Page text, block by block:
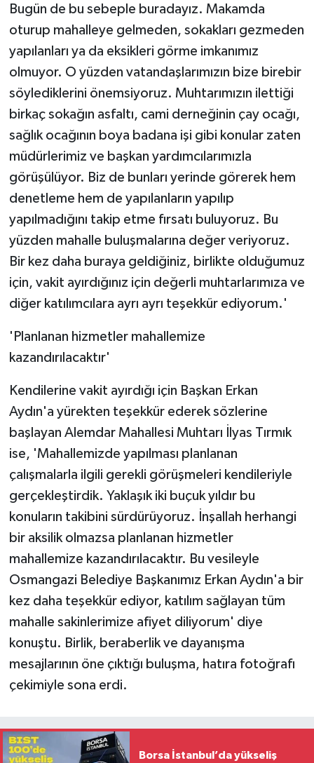
Bugün de bu sebeple buradayız. Makamda
oturup mahalleye gelmeden, sokakları gezmeden
yapılanları ya da eksikleri görme imkanımız
olmuyor. O yüzden vatandaşlarımızın bize birebir
söylediklerini önemsiyoruz. Muhtarımızın ilettiği
birkaç sokağın asfaltı, cami derneğinin çay ocağı,
sağlık ocağının boya badana işi gibi konular zaten
müdürlerimiz ve başkan yardımcılarımızla
görüşülüyor. Biz de bunları yerinde görerek hem
denetleme hem de yapılanların yapılıp
yapılmadığını takip etme fırsatı buluyoruz. Bu
yüzden mahalle buluşmalarına değer veriyoruz.
Bir kez daha buraya geldiğiniz, birlikte olduğumuz
için, vakit ayırdığınız için değerli muhtarlarımıza ve
diğer katılımcılara ayrı ayrı teşekkür ediyorum.'
'Planlanan hizmetler mahallemize
kazandırılacaktır'
Kendilerine vakit ayırdığı için Başkan Erkan
Aydın'a yürekten teşekkür ederek sözlerine
başlayan Alemdar Mahallesi Muhtarı İlyas Tırmık
ise, 'Mahallemizde yapılması planlanan
çalışmalarla ilgili gerekli görüşmeleri kendileriyle
gerçekleştirdik. Yaklaşık iki buçuk yıldır bu
konuların takibini sürdürüyoruz. İnşallah herhangi
bir aksilik olmazsa planlanan hizmetler
mahallemize kazandırılacaktır. Bu vesileyle
Osmangazi Belediye Başkanımız Erkan Aydın'a bir
kez daha teşekkür ediyor, katılım sağlayan tüm
mahalle sakinlerimize afiyet diliyorum' diye
konuştu. Birlik, beraberlik ve dayanışma
mesajlarının öne çıktığı buluşma, hatıra fotoğrafı
çekimiyle sona erdi.
Borsa İstanbul’da yükseliş